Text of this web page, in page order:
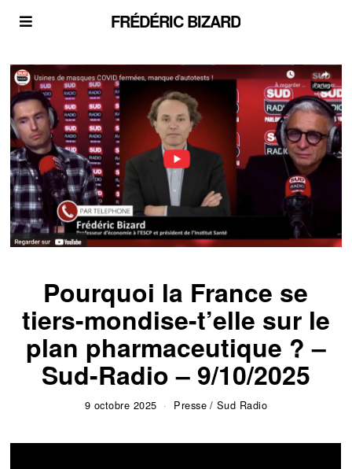
FRÉDÉRIC BIZARD
Pourquoi la France se
tiers-mondise-t’elle sur le
plan pharmaceutique ? –
Sud-Radio – 9/10/2025
9 octobre 2025 Presse / Sud Radio